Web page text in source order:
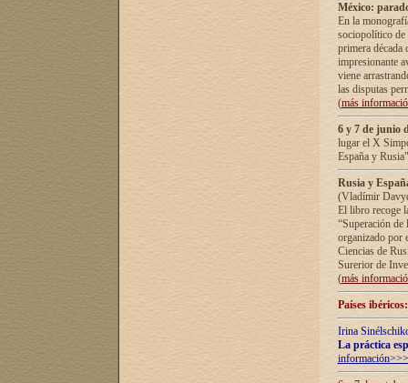
México:
En la
sociopolítico de
primera década
impresionante
viene
las disputas
(más
6 y 7 de junio
lugar el X
España y
Rusia y
(Vladímir
El libro recoge
“Superación
organizado por
Ciencias de
Surerior de
(más
Países
Irina
La práctica
información>>>